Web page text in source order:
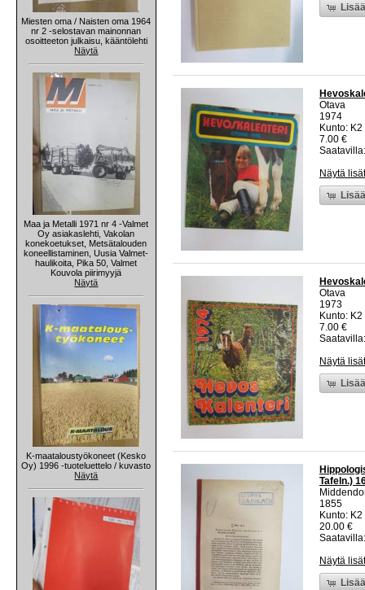
Miesten oma / Naisten oma 1964
nr 2 -selostavan mainonnan
osoitteeton julkaisu, kääntölehti
Näytä
Maa ja Metalli 1971 nr 4 -Valmet
Oy asiakaslehti, Vakolan
konekoetukset, Metsätalouden
koneellistaminen, Uusia Valmet-
haulikoita, Pika 50, Valmet
Kouvola piirimyyjä
Näytä
K-maataloustyökoneet (Kesko
Oy) 1996 -tuoteluettelo / kuvasto
Näytä
Otava
1974
Kunto:
7.00 €
Näytä
Otava
1973
Kunto:
7.00 €
Näytä
Tafeln.)
1855
Kunto:
20.00 €
Näytä